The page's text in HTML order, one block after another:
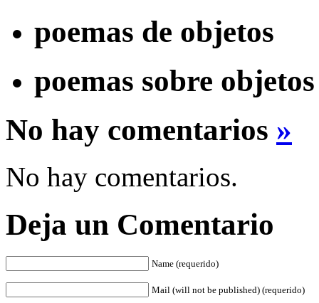
poemas de objetos
poemas sobre objetos
No hay comentarios »
No hay comentarios.
Deja un Comentario
Name (requerido)
Mail (will not be published) (requerido)